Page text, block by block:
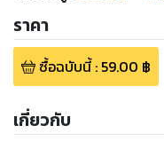
ราคา
ซื้อฉบับนี้: 59.00 ฿
เกี่ยวกับ